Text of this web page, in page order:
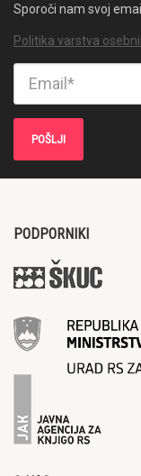
Sporoči nam svoj
Politika varstva
PODPORNIKI